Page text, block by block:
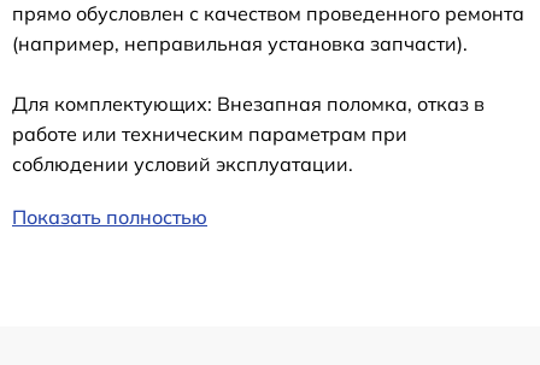
прямо обусловлен с качеством проведенного ремонта
(например, неправильная установка запчасти).
Для комплектующих: Внезапная поломка, отказ в
работе или техническим параметрам при
соблюдении условий эксплуатации.
Показать полностью